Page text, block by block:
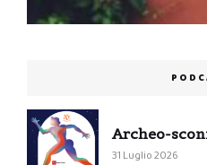
Archeo-
31 Luglio 2026